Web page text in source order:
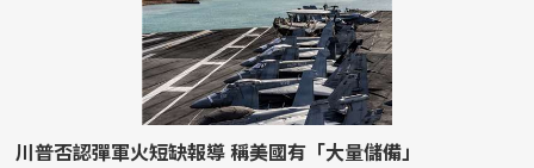
川普否認彈軍火短缺報導 稱美國有「大量儲備」